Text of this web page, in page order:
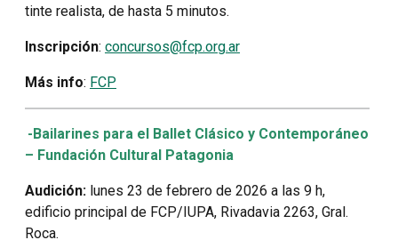
tinte realista, de hasta 5 minutos.
Inscripción: concursos@fcp.org.ar
Más info: FCP
-Bailarines para el Ballet Clásico y Contemporáneo
– Fundación Cultural Patagonia
Audición: lunes 23 de febrero de 2026 a las 9 h,
edificio principal de FCP/IUPA, Rivadavia 2263, Gral.
Roca.